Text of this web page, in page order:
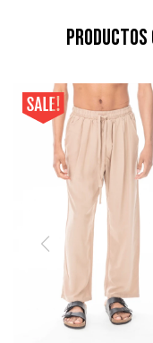
Productos